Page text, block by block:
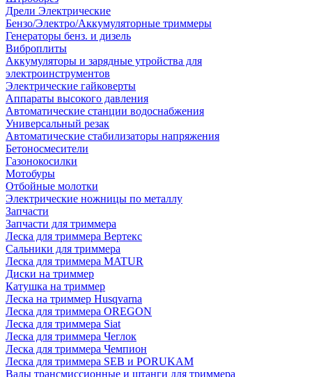
Дрели Электрические
Бензо/Электро/Аккумуляторные триммеры
Генераторы бенз. и дизель
Виброплиты
Аккумуляторы и зарядные утройства для
электроинструментов
Электрические гайковерты
Аппараты высокого давления
Автоматические станции водоснабжения
Универсальный резак
Автоматические стабилизаторы напряжения
Бетоносмесители
Газонокосилки
Мотобуры
Отбойные молотки
Электрические ножницы по металлу
Запчасти
Запчасти для триммера
Леска для триммера Вертекс
Сальники для триммера
Леска для триммера MATUR
Диски на триммер
Катушка на триммер
Леска на триммер Husqvarna
Леска для триммера OREGON
Леска для триммера Siat
Леска для триммера Чеглок
Леска для триммера Чемпион
Леска для триммера SEB и PORUKAM
Валы трансмиссионные и штанги для триммера